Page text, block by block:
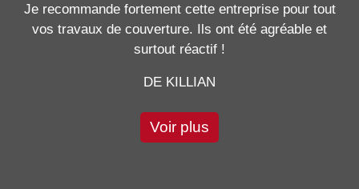
Je recommande fortement cette entreprise pour tout
vos travaux de couverture. Ils ont été agréable et
surtout réactif !
DE KILLIAN
Voir plus